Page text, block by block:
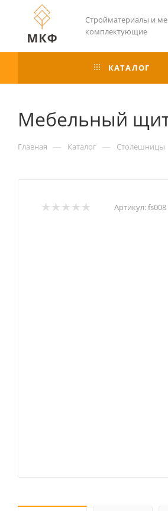
Стройматериалы и
комплектующие
КАТАЛОГ
Мебельный щит
Главная — Каталог — Столешницы
Артикул:fs008